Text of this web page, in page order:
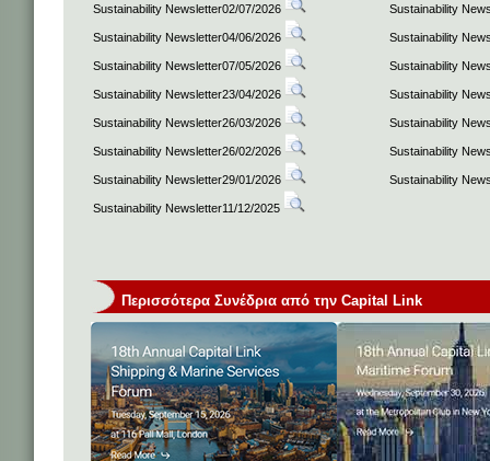
Sustainability Newsletter02/07/2026 Sustainability
Sustainability Newsletter04/06/2026 Sustainability
Sustainability Newsletter07/05/2026 Sustainability
Sustainability Newsletter23/04/2026 Sustainability
Sustainability Newsletter26/03/2026 Sustainability
Sustainability Newsletter26/02/2026 Sustainability
Sustainability Newsletter29/01/2026 Sustainability
Sustainability Newsletter11/12/2025
Περισσότερα Συνέδρια από την Capital Link